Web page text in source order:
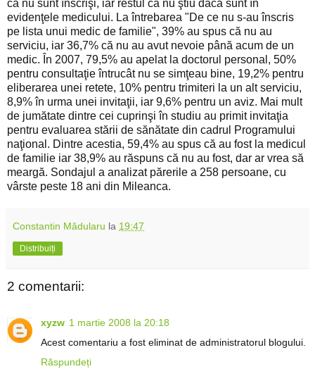
că nu sunt înscrişi, iar restul ca nu ştiu dacă sunt în
evidenţele medicului. La întrebarea "De ce nu s-au înscris
pe lista unui medic de familie", 39% au spus că nu au
serviciu, iar 36,7% că nu au avut nevoie până acum de un
medic. În 2007, 79,5% au apelat la doctorul personal, 50%
pentru consultaţie întrucât nu se simţeau bine, 19,2% pentru
eliberarea unei retete, 10% pentru trimiteri la un alt serviciu,
8,9% în urma unei invitaţii, iar 9,6% pentru un aviz. Mai mult
de jumătate dintre cei cuprinşi în studiu au primit invitaţia
pentru evaluarea stării de sănătate din cadrul Programului
naţional. Dintre acestia, 59,4% au spus că au fost la medicul
de familie iar 38,9% au răspuns că nu au fost, dar ar vrea să
meargă. Sondajul a analizat părerile a 258 persoane, cu
vârste peste 18 ani din Mileanca.
Constantin Mădularu la 19:47
Distribuiți
2 comentarii:
xyzw 1 martie 2008 la 20:18
Acest comentariu a fost eliminat de administratorul blogului.
Răspundeți